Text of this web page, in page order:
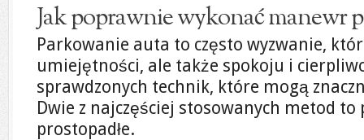
Jak poprawnie wykonać manewr
Parkowanie auta to często wyzwanie,
umiejętności, ale także spokoju i
sprawdzonych technik, które mogą
Dwie z najczęściej stosowanych metod
prostopadłe.